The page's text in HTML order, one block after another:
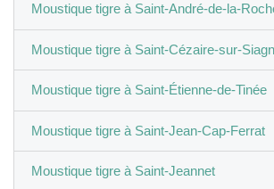
Moustique tigre à Saint-André-de-la-
Moustique tigre à Saint-Cézaire-sur-
Moustique tigre à Saint-Étienne-de-Tinée
Moustique tigre à Saint-Jean-Cap-Ferrat
Moustique tigre à Saint-Jeannet